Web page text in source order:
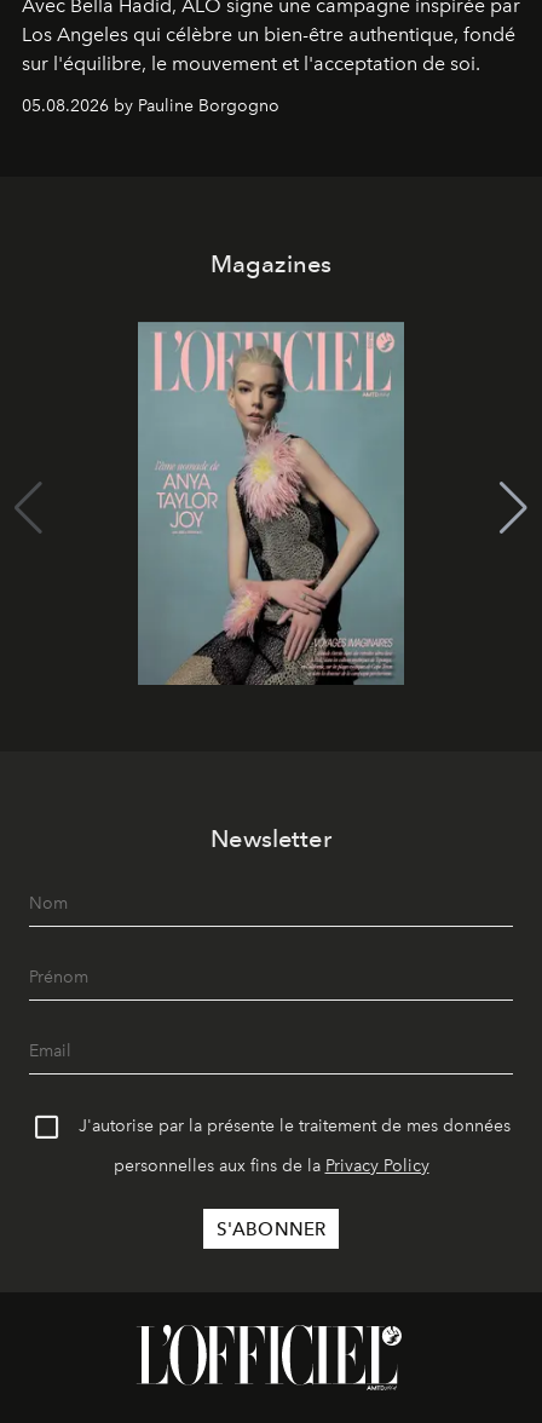
Avec Bella Hadid, ALO signe une campagne inspirée par
Los Angeles qui célèbre un bien-être authentique, fondé
sur l'équilibre, le mouvement et l'acceptation de soi.
05.08.2026 by Pauline Borgogno
Magazines
Newsletter
J'autorise par la présente le traitement de mes données
personnelles aux fins de la Privacy Policy